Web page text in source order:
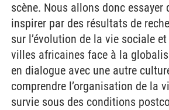
scène. Nous allons donc essayer
inspirer par des résultats de
sur l’évolution de la vie sociale
villes africaines face à la
en dialogue avec une autre
comprendre l’organisation de la
survie sous des conditions